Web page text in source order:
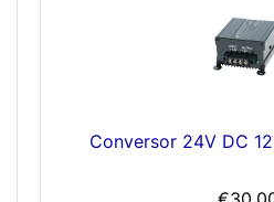
Conversor 24V DC